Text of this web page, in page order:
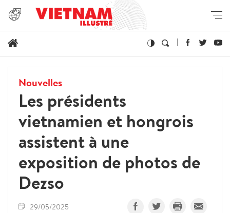
Nouvelles
Les présidents
vietnamien et hongrois
assistent à une
exposition de photos de
Dezso
29/05/2025